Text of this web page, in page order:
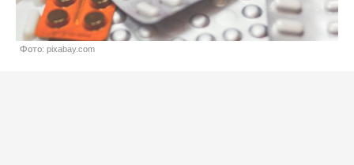
Фото: pixabay.com